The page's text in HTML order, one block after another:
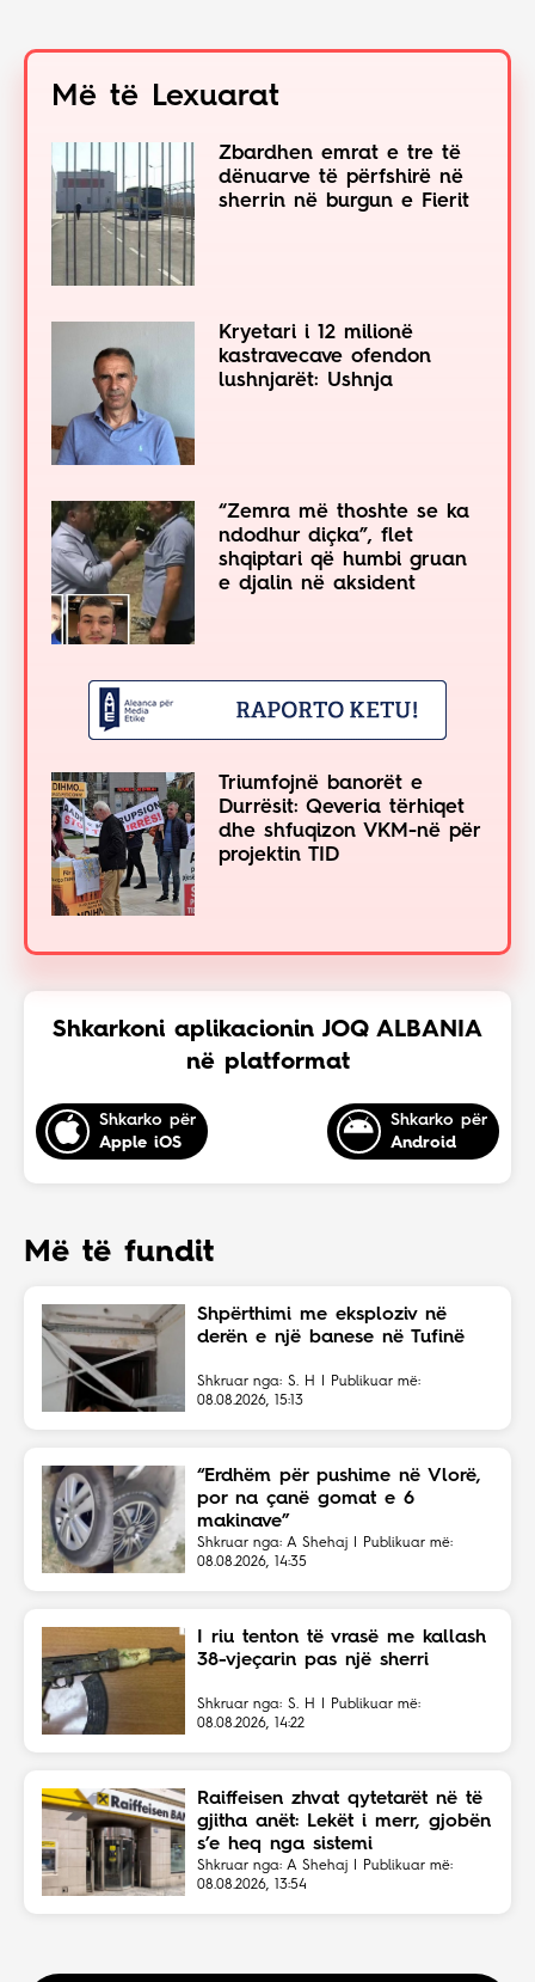
Më të Lexuarat
Zbardhen emrat e tre të
dënuarve të përfshirë në
sherrin në burgun e Fierit
Kryetari i 12 milionë
kastravecave ofendon
lushnjarët: Ushnja
“Zemra më thoshte se ka
ndodhur diçka”, flet
shqiptari që humbi gruan
e djalin në aksident
Triumfojnë banorët e
Durrësit: Qeveria tërhiqet
dhe shfuqizon VKM-në për
projektin TID
Shkarkoni aplikacionin JOQ ALBANIA
në platformat
Shkarko për
Apple iOS
Shkarko për
Android
Më të fundit
Shpërthimi me eksploziv në
derën e një banese në Tufinë
Shkruar nga: S. H | Publikuar më:
08.08.2026, 15:13
“Erdhëm për pushime në Vlorë,
por na çanë gomat e 6
makinave”
Shkruar nga: A Shehaj | Publikuar më:
08.08.2026, 14:35
I riu tenton të vrasë me kallash
38-vjeçarin pas një sherri
Shkruar nga: S. H | Publikuar më:
08.08.2026, 14:22
Raiffeisen zhvat qytetarët në të
gjitha anët: Lekët i merr, gjobën
s’e heq nga sistemi
Shkruar nga: A Shehaj | Publikuar më:
08.08.2026, 13:54